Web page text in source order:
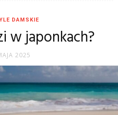
DAMSKIE
w japonkach?
2025